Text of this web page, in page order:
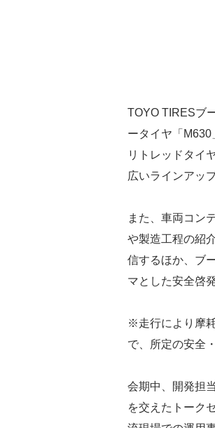
TOYO TIRESブ
ータイヤ「M630
リトレッドタイ
広いラインアッ
また、車両コン
や製造工程の紹
信するほか、ブ
マとした安全啓
※走行により摩
で、所定の安全
会期中、開発担
を交えたトーク